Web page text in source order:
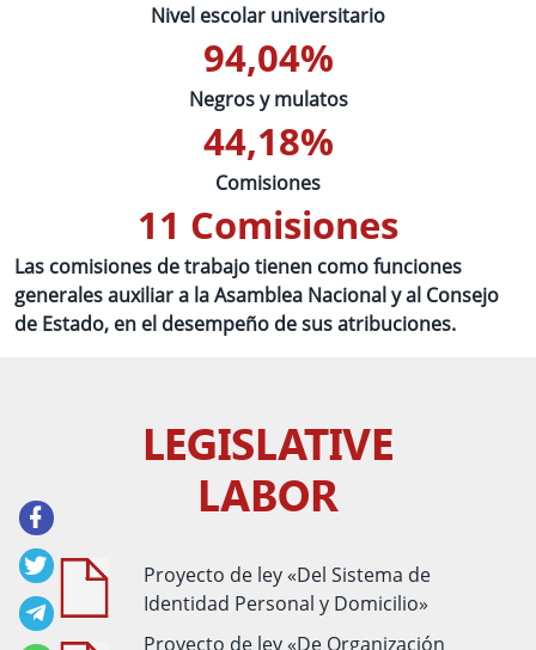
Redes sociales
Nivel escolar universitario
94,04%
Negros y mulatos
44,18%
Comisiones
11 Comisiones
Las comisiones de trabajo tienen como funciones
generales auxiliar a la Asamblea Nacional y al Consejo
de Estado, en el desempeño de sus atribuciones.
LEGISLATIVE
LABOR
Proyecto de ley «Del Sistema de
Identidad Personal y Domicilio»
Proyecto de ley «De Organización